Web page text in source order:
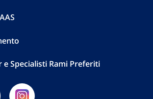
Specialisti Rami Preferiti